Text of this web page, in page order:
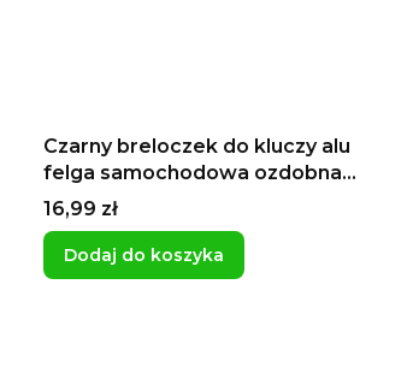
Czarny breloczek do kluczy alu
felga samochodowa ozdobna
tuning dla fanów motoryzacji
samochodów
Cena
16,99 zł
Dodaj do koszyka